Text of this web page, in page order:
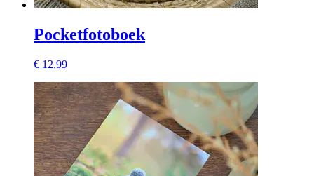
Pocketfotoboek
€ 12,99